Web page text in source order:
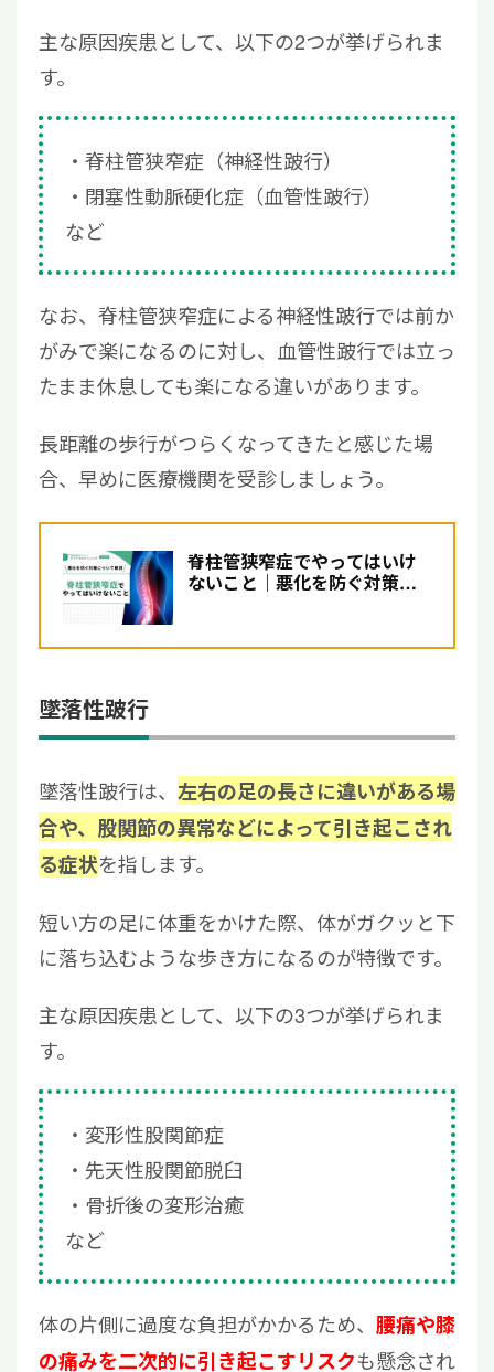
主な原因疾患として、以下の2つが挙げられま
す。
脊柱管狭窄症（神経性跛行）
閉塞性動脈硬化症（血管性跛行）
など
なお、脊柱管狭窄症による神経性跛行では前か
がみで楽になるのに対し、血管性跛行では立っ
たまま休息しても楽になる違いがあります。
長距離の歩行がつらくなってきたと感じた場
合、早めに医療機関を受診しましょう。
脊柱管狭窄症でやってはいけ
ないこと｜悪化を防ぐ対策に
墜落性跛行
墜落性跛行は、 左右の足の長さに違いがある場
合や、股関節の異常などによって引き起こされ
る症状を指します。
短い方の足に体重をかけた際、体がガクッと下
に落ち込むような歩き方になるのが特徴です。
主な原因疾患として、以下の3つが挙げられま
す。
変形性股関節症
先天性股関節脱臼
骨折後の変形治癒
など
体の片側に過度な負担がかかるため、 腰痛や膝
の痛みを二次的に引き起こすリスクも懸念され